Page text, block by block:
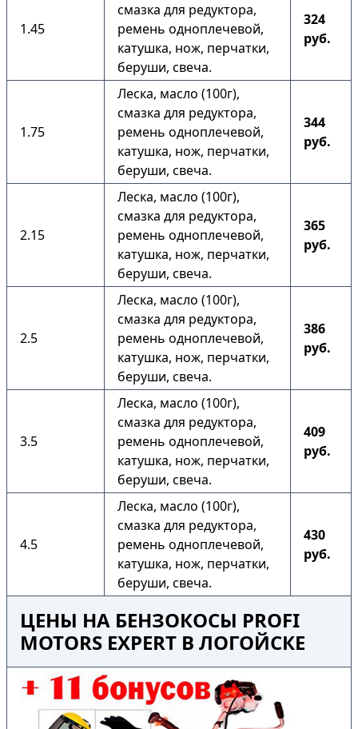
1.45
смазка для редуктора,
ремень одноплечевой,
катушка, нож, перчатки,
беруши, свеча.
324
руб.
1.75
Леска, масло (100г),
смазка для редуктора,
ремень одноплечевой,
катушка, нож, перчатки,
беруши, свеча.
344
руб.
2.15
Леска, масло (100г),
смазка для редуктора,
ремень одноплечевой,
катушка, нож, перчатки,
беруши, свеча.
365
руб.
2.5
Леска, масло (100г),
смазка для редуктора,
ремень одноплечевой,
катушка, нож, перчатки,
беруши, свеча.
386
руб.
3.5
Леска, масло (100г),
смазка для редуктора,
ремень одноплечевой,
катушка, нож, перчатки,
беруши, свеча.
409
руб.
4.5
Леска, масло (100г),
смазка для редуктора,
ремень одноплечевой,
катушка, нож, перчатки,
беруши, свеча.
430
руб.
ЦЕНЫ НА БЕНЗОКОСЫ PROFI
MOTORS EXPERT В ЛОГОЙСКЕ